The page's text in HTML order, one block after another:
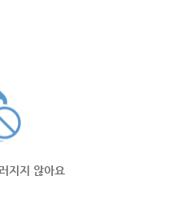
지지 않아요